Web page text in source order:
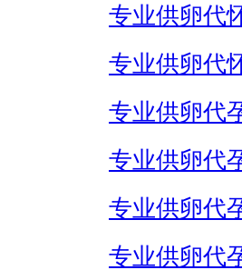
专业供卵代
专业供卵代
专业供卵代
专业供卵代
专业供卵代
专业供卵代